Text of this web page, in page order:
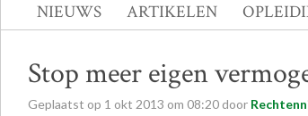
NIEUWS ARTIKELEN
Stop meer eigen
Geplaatst op 1 okt 2013 om 08:20 door